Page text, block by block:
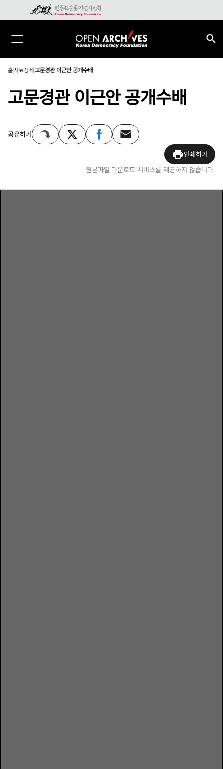
홈사료상세 고문경관 이근안 공개수배
고문경관 이근안 공개수배
공유하기
인쇄하기
원본파일 다운로드 서비스를 제공하지 않습니다.